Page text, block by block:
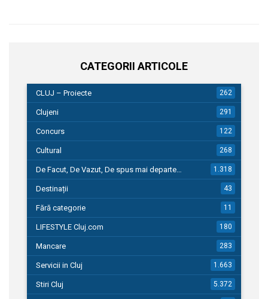
CATEGORII ARTICOLE
CLUJ – Proiecte 262
Clujeni 291
Concurs 122
Cultural 268
De Facut, De Vazut, De spus mai departe… 1.318
Destinații 43
Fără categorie 11
LIFESTYLE Cluj.com 180
Mancare 283
Servicii in Cluj 1.663
Stiri Cluj 5.372